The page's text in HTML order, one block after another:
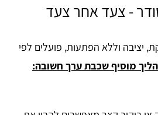
- צעד אחר צעד
יציבה וללא הפתעות, פועלים לפי
מוסיף שכבת ערך חשובה: